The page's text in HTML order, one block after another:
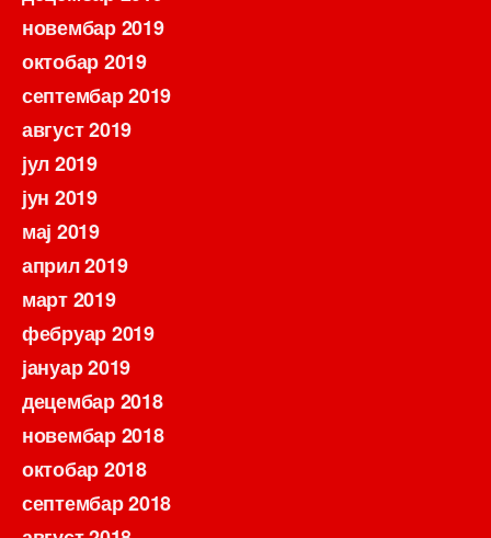
новембар 2019
октобар 2019
септембар 2019
август 2019
јул 2019
јун 2019
мај 2019
април 2019
март 2019
фебруар 2019
јануар 2019
децембар 2018
новембар 2018
октобар 2018
септембар 2018